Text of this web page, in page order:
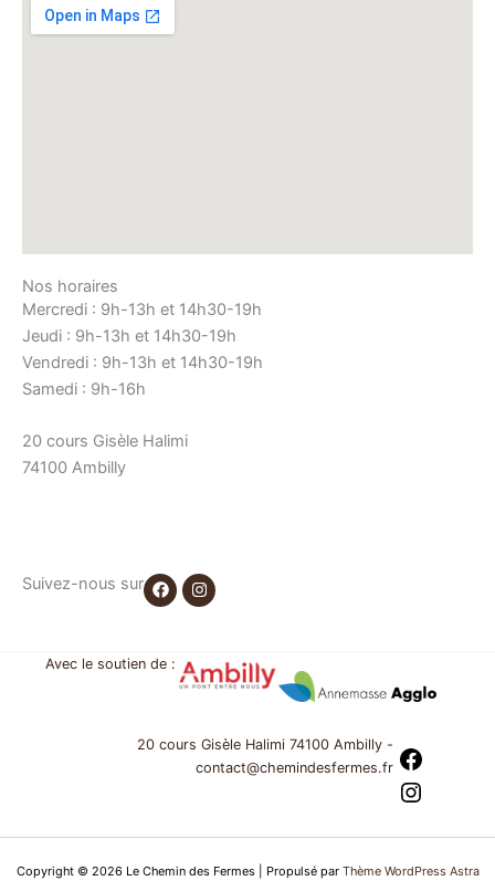
Nos horaires
Mercredi : 9h-13h et 14h30-19h
Jeudi : 9h-13h et 14h30-19h
Vendredi : 9h-13h et 14h30-19h
Samedi : 9h-16h
20 cours Gisèle Halimi
74100 Ambilly
Suivez-nous sur F
a
c
o
I
n
s
g
r
Avec le soutien de :
20 cours Gisèle Halimi 74100 Ambilly -
contact@chemindesfermes.fr
Copyright © 2026 Le Chemin des Fermes | Propulsé par Thème WordPress Astra